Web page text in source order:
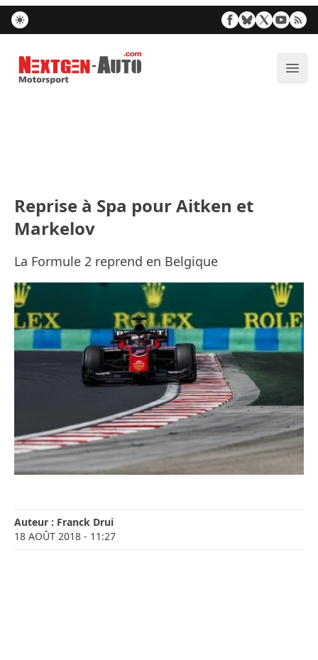
Nextgen-Auto.com
Reprise à Spa pour Aitken et
Markelov
La Formule 2 reprend en Belgique
Auteur : Franck Drui
18 AOÛT 2018 - 11:27